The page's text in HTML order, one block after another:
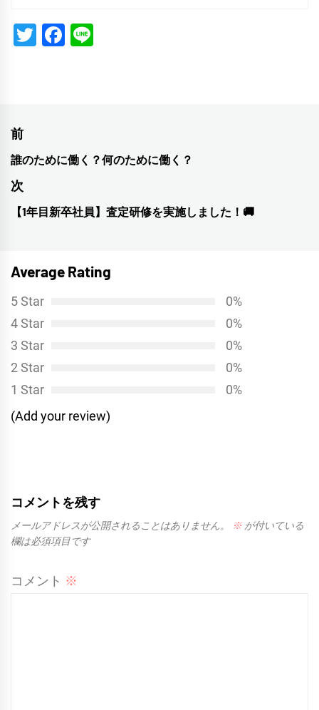
TwitterFacebook
投
稿
ナ
ビ
ー
ョ
ン
前
前
の
投
誰のために働く？何のために働く？
次
次
稿:
【1年目新卒社員】査定研修を実施しました！🚚
Average Rating
5 Star
0%
4 Star
0%
3 Star
0%
2 Star
0%
1 Star
0%
(Add your review)
コメントを残す
メールアドレスが公開されることはありません。 ※ が付いている
欄は必須項目です
コメント ※